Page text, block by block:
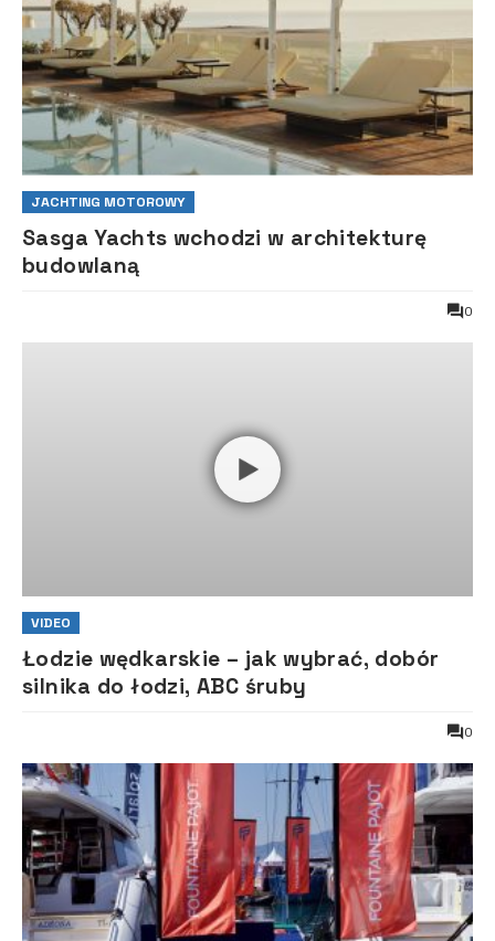
JACHTING MOTOROWY
Sasga Yachts wchodzi w architekturę
budowlaną
0
VIDEO
Łodzie wędkarskie – jak wybrać, dobór
silnika do łodzi, ABC śruby
0